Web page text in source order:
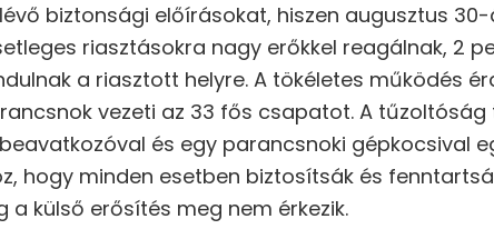
biztonsági előírásokat, hiszen augusztus
riasztásokra nagy erőkkel reagálnak, 2
a riasztott helyre. A tökéletes működés
vezeti az 33 fős csapatot. A
és egy parancsnoki gépkocsival
hogy minden esetben biztosítsák és
külső erősítés meg nem érkezik.